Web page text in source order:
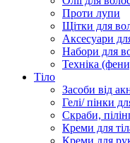
Проти лупи
Щітки для
Аксесуари
Набори для
Техніка
Тіло
Засоби від
Гелі/ пінки
Скраби,
Креми для
Креми для